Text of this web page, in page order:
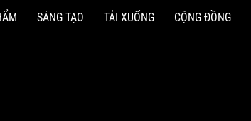
SÁNG TẠO TẢI XUỐNG CỘNG ĐỒNG